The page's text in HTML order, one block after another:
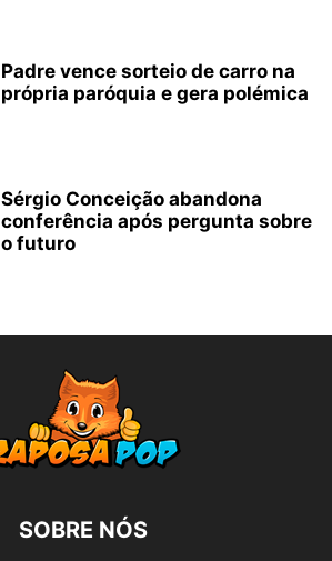
Padre vence sorteio de carro na
própria paróquia e gera polémica
Sérgio Conceição abandona
conferência após pergunta sobre
o futuro
SOBRE NÓS